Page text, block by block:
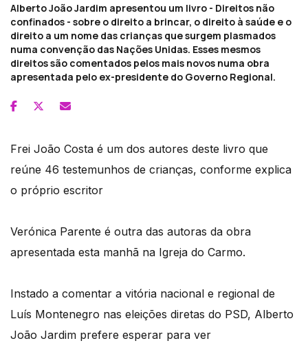
Alberto João Jardim apresentou um livro - Direitos não
confinados - sobre o direito a brincar, o direito à saúde e o
direito a um nome das crianças que surgem plasmados
numa convenção das Nações Unidas. Esses mesmos
direitos são comentados pelos mais novos numa obra
apresentada pelo ex-presidente do Governo Regional.
Frei João Costa é um dos autores deste livro que
reúne 46 testemunhos de crianças, conforme explica
o próprio escritor
Verónica Parente é outra das autoras da obra
apresentada esta manhã na Igreja do Carmo.
Instado a comentar a vitória nacional e regional de
Luís Montenegro nas eleições diretas do PSD, Alberto
João Jardim prefere esperar para ver